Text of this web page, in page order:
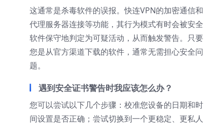
这通常是杀毒软件的误报。快连VPN的加密通信和
代理服务器连接等功能，其行为模式有时会被安全
软件保守地判定为可疑活动，从而触发警告。只要
您是从官方渠道下载的软件，通常无需担心安全问
题。
遇到安全证书警告时我应该怎么办？
您可以尝试以下几个步骤：校准您设备的日期和时
间设置是否正确；尝试切换到一个更稳定、更私人